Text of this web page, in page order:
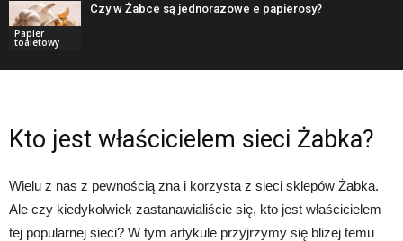
Papier
toaletowy
Czy w Żabce są jednorazowe e papierosy?
Kto jest właścicielem sieci Żabka?
Wielu z nas z pewnością zna i korzysta z sieci sklepów Żabka.
Ale czy kiedykolwiek zastanawialiście się, kto jest właścicielem
tej popularnej sieci? W tym artykule przyjrzymy się bliżej temu